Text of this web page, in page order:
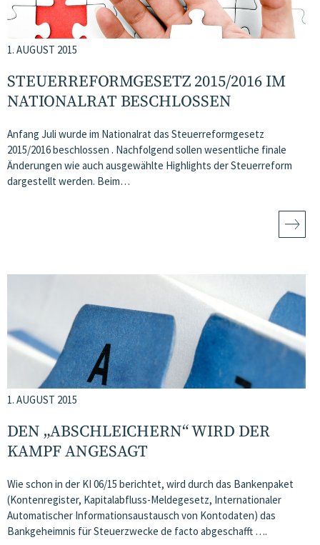
1. AUGUST 2015
STEUERREFORMGESETZ 2015/2016 IM
NATIONALRAT BESCHLOSSEN
Anfang Juli wurde im Nationalrat das Steuerreformgesetz
2015/2016 beschlossen . Nachfolgend sollen wesentliche finale
Änderungen wie auch ausgewählte Highlights der Steuerreform
dargestellt werden. Beim…
1. AUGUST 2015
DEN „ABSCHLEICHERN“ WIRD DER
KAMPF ANGESAGT
Wie schon in der KI 06/15 berichtet, wird durch das Bankenpaket
(Kontenregister, Kapitalabfluss-Meldegesetz, Internationaler
Automatischer Informationsaustausch von Kontodaten) das
Bankgeheimnis für Steuerzwecke de facto abgeschafft ….